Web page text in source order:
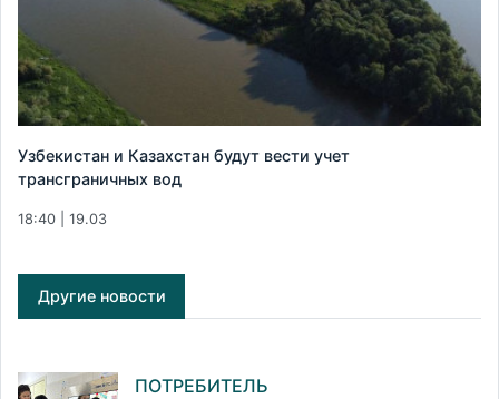
Узбекистан и Казахстан будут вести учет
трансграничных вод
18:40 | 19.03
Другие новости
ПОТРЕБИТЕЛЬ